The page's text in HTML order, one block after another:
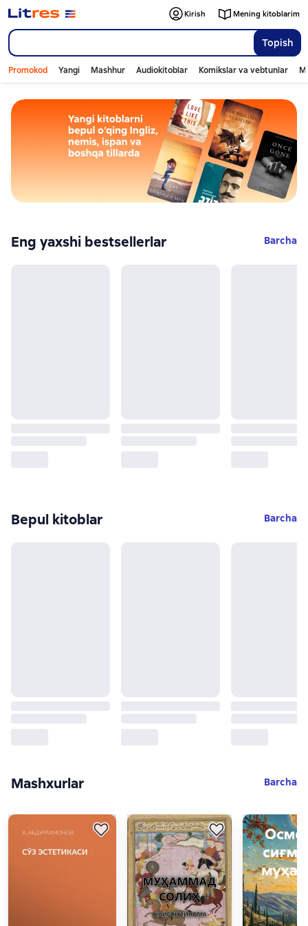
Topish
Kirish Mening kitoblarim
Promokod Yangi Mashhur Audiokitoblar Komikslar va vebtunlar
Eng yaxshi bestsellerlar Barcha
Bepul kitoblar Barcha
Слайдер с книгами
Mashxurlar Barcha